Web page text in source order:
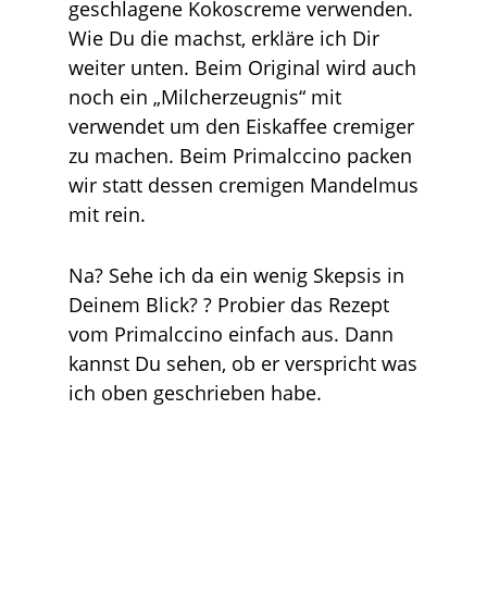
geschlagene Kokoscreme verwenden.
Wie Du die machst, erkläre ich Dir
weiter unten. Beim Original wird auch
noch ein „Milcherzeugnis“ mit
verwendet um den Eiskaffee cremiger
zu machen. Beim Primalccino packen
wir statt dessen cremigen Mandelmus
mit rein.
Na? Sehe ich da ein wenig Skepsis in
Deinem Blick? ? Probier das Rezept
vom Primalccino einfach aus. Dann
kannst Du sehen, ob er verspricht was
ich oben geschrieben habe.